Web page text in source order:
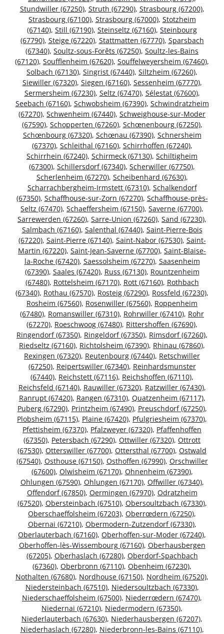
Stundwiller (67250), Struth (67290), Strasbourg (67200),
Strasbourg (67100), Strasbourg (67000), Stotzheim
(67140), Still (67190), Steinseltz (67160), Steinbourg
(67790), Steige (67220), Stattmatten (67770), Sparsbach
(67340), Soultz-sous-Forêts (67250), Soultz-les-Bains
(67120), Soufflenheim (67620), Souffelweyersheim (67460),
Solbach (67130), Singrist (67440), Siltzheim (67260),
Siewiller (67320), Siegen (67160), Sessenheim (67770),
Sermersheim (67230), Seltz (67470), Sélestat (67600),
Seebach (67160), Schwobsheim (67390), Schwindratzheim
(67270), Schwenheim (67440), Schweighouse-sur-Moder
(67590), Schopperten (67260), Schœnenbourg (67250),
Schœnbourg (67320), Schœnau (67390), Schnersheim
(67370), Schleithal (67160), Schirrhoffen (67240),
Schirrhein (67240), Schirmeck (67130), Schiltigheim
(67300), Schillersdorf (67340), Scherwiller (67750),
Scherlenheim (67270), Scheibenhard (67630),
Scharrachbergheim-Irmstett (67310), Schalkendorf
(67350), Schaffhouse-sur-Zorn (67270), Schaffhouse-près-
Seltz (67470), Schaeffersheim (67150), Saverne (67700),
Sarrewerden (67260), Sarre-Union (67260), Sand (67230),
Salmbach (67160), Salenthal (67440), Saint-Pierre-Bois
(67220), Saint-Pierre (67140), Saint-Nabor (67530), Saint-
Martin (67220), Saint-Jean-Saverne (67700), Saint-Blaise-
la-Roche (67420), Saessolsheim (67270), Saasenheim
(67390), Saales (67420), Russ (67130), Rountzenheim
(67480), Rottelsheim (67170), Rott (67160), Rothbach
(67340), Rothau (67570), Rosteig (67290), Rossfeld (67230),
Rosheim (67560), Rosenwiller (67560), Roppenheim
(67480), Romanswiller (67310), Rohrwiller (67410), Rohr
(67270), Roeschwoog (67480), Rittershoffen (67690),
Ringendorf (67350), Ringeldorf (67350), Rimsdorf (67260),
Riedseltz (67160), Richtolsheim (67390), Rhinau (67860),
Rexingen (67320), Reutenbourg (67440), Retschwiller
(67250), Reipertswiller (67340), Reinhardsmunster
(67440), Reichstett (67116), Reichshoffen (67110),
Reichsfeld (67140), Rauwiller (67320), Ratzwiller (67430),
Ranrupt (67420), Rangen (67310), Quatzenheim (67117),
Puberg (67290), Printzheim (67490), Preuschdorf (67250),
Plobsheim (67115), Plaine (67420), Pfulgriesheim (67370),
Pfettisheim (67370), Pfalzweyer (67320), Pfaffenhoffen
(67350), Petersbach (67290), Ottwiller (67320), Ottrott
(67530), Otterswiller (67700), Ottersthal (67700), Ostwald
(67540), Osthouse (67150), Osthoffen (67990), Orschwiller
(67600), Olwisheim (67170), Ohnenheim (67390),
Ohlungen (67590), Ohlungen (67170), Offwiller (67340),
Offendorf (67850), Oermingen (67970), Odratzheim
(67520), Obersteinbach (67510), Obersoultzbach (67330),
Oberschaeffolsheim (67203), Oberrœdern (67250),
Obernai (67210), Obermodern-Zutzendorf (67330),
Oberlauterbach (67160), Oberhoffen-sur-Moder (67240),
Oberhoffen-lès-Wissembourg (67160), Oberhausbergen
(67205), Oberhaslach (67280), Oberdorf-Spachbach
(67360), Oberbronn (67110), Obenheim (67230),
Nothalten (67680), Nordhouse (67150), Nordheim (67520),
Niedersteinbach (67510), Niedersoultzbach (67330),
Niederschaeffolsheim (67500), Niederrœdern (67470),
Niedernai (67210), Niedermodern (67350),
Niederlauterbach (67630), Niederhausbergen (67207),
Niederhaslach (67280), Niederbronn-les-Bains (67110),